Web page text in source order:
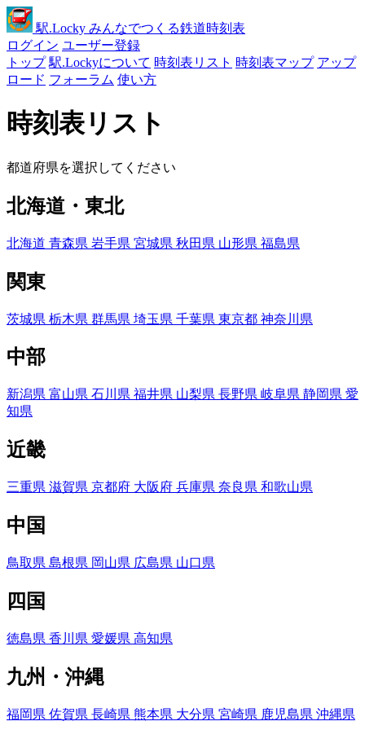
駅.Locky みんなでつくる鉄道時刻表
ログイン ユーザー登録
トップ 駅.Lockyについて 時刻表リスト 時刻表マップ アップ
ロード フォーラム 使い方
時刻表リスト
都道府県を選択してください
北海道・東北
北海道 青森県 岩手県 宮城県 秋田県 山形県 福島県
関東
茨城県 栃木県 群馬県 埼玉県 千葉県 東京都 神奈川県
中部
新潟県 富山県 石川県 福井県 山梨県 長野県 岐阜県 静岡県 愛
知県
近畿
三重県 滋賀県 京都府 大阪府 兵庫県 奈良県 和歌山県
中国
鳥取県 島根県 岡山県 広島県 山口県
四国
徳島県 香川県 愛媛県 高知県
九州・沖縄
福岡県 佐賀県 長崎県 熊本県 大分県 宮崎県 鹿児島県 沖縄県